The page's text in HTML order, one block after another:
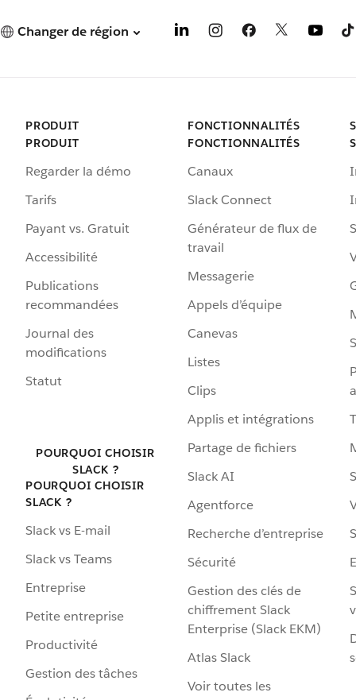
Changer de région
PRODUIT
PRODUIT
Regarder la démo
Tarifs
Payant vs. Gratuit
Accessibilité
Publications
recommandées
Journal des
modifications
Statut
POURQUOI CHOISIR
SLACK ?
POURQUOI CHOISIR
SLACK ?
Slack vs E-mail
Slack vs Teams
Entreprise
Petite entreprise
Productivité
Gestion des tâches
FONCTIONNALITÉS
FONCTIONNALITÉS
Canaux
Slack Connect
Générateur de flux de
travail
Messagerie
Appels d’équipe
Canevas
Listes
Clips
Applis et intégrations
Partage de fichiers
Slack AI
Agentforce
Recherche d’entreprise
Sécurité
Gestion des clés de
chiffrement Slack
Enterprise (Slack EKM)
Atlas Slack
Voir toutes les